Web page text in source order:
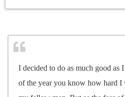
I decided to do as much good as
of the year you know how hard